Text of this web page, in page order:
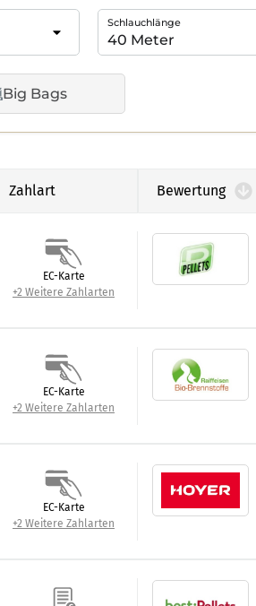
Big Bags
Schlauchlänge
Zahlart Bewertung
EC-Karte
+2 Weitere Zahlarten
EC-Karte
+2 Weitere Zahlarten
EC-Karte
+2 Weitere Zahlarten